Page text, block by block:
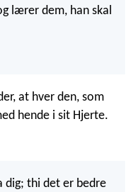
lærer dem, han skal
at hver den, som
hende i sit Hjerte.
dig; thi det er bedre